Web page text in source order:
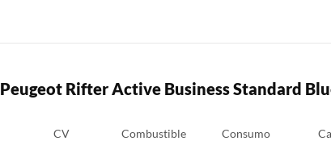
Peugeot Rifter Active Business Standard
CV Combustible Consumo